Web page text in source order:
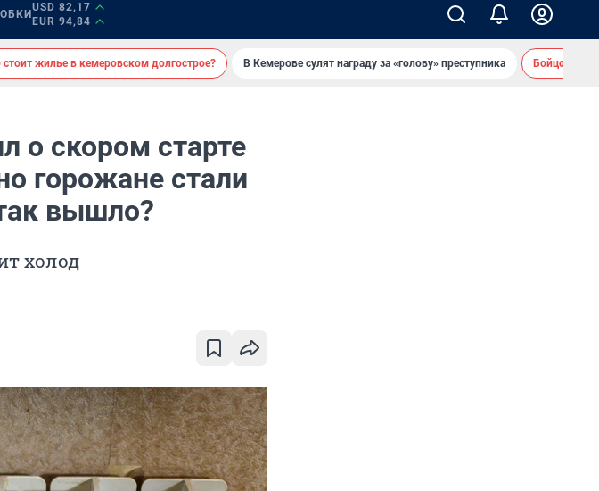
USD 82,17
EUR 94,84
жилье в кемеровском долгострое? В Кемерове сулят награду за «голову» преступника Бойцовский
о скором старте
горожане стали
вышло?
холод